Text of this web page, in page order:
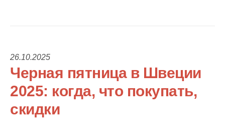
26.10.2025
Черная пятница в Швеции
2025: когда, что покупать,
скидки